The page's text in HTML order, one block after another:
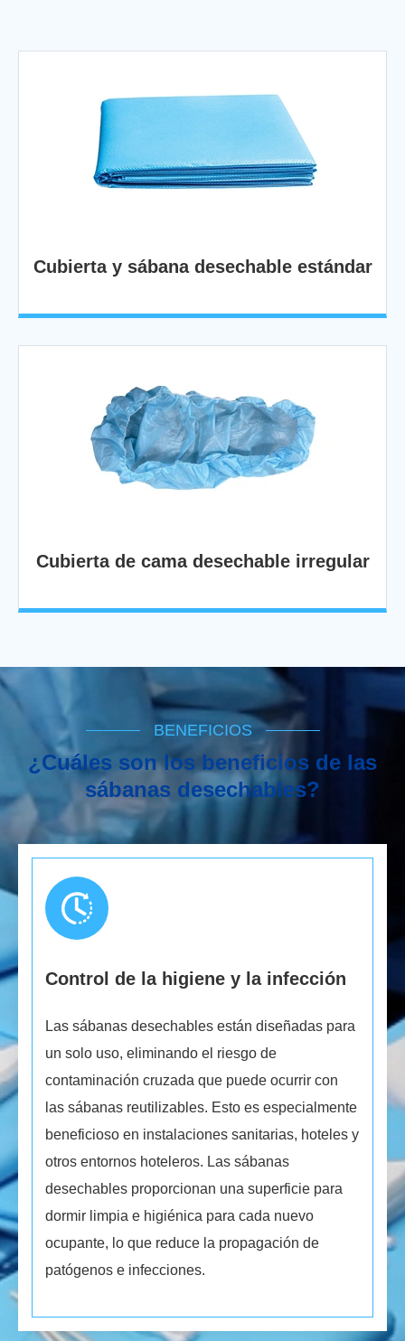
Cubierta y sábana desechable estándar
Cubierta de cama desechable irregular
BENEFICIOS
¿Cuáles son los beneficios de las
sábanas desechables?
Control de la higiene y la infección
Las sábanas desechables están diseñadas para
un solo uso, eliminando el riesgo de
contaminación cruzada que puede ocurrir con
las sábanas reutilizables. Esto es especialmente
beneficioso en instalaciones sanitarias, hoteles y
otros entornos hoteleros. Las sábanas
desechables proporcionan una superficie para
dormir limpia e higiénica para cada nuevo
ocupante, lo que reduce la propagación de
patógenos e infecciones.